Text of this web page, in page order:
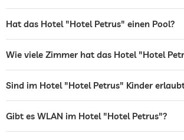
Restaurant
Zimmerservice
Flughafen Shuttle
Hat das Hotel "Hotel Petrus" einen Pool?
Wie viele Zimmer hat das Hotel "Hotel
Sind im Hotel "Hotel Petrus" Kinder
Gibt es WLAN im Hotel "Hotel Petrus"?